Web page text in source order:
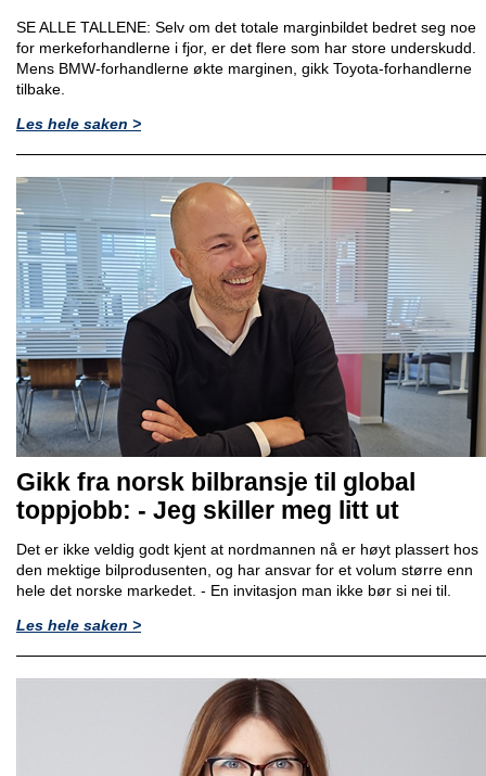
SE ALLE TALLENE: Selv om det totale marginbildet bedret seg noe
for merkeforhandlerne i fjor, er det flere som har store underskudd.
Mens BMW-forhandlerne økte marginen, gikk Toyota-forhandlerne
tilbake.
Les hele saken >
Gikk fra norsk bilbransje til global
toppjobb: - Jeg skiller meg litt ut
Det er ikke veldig godt kjent at nordmannen nå er høyt plassert hos
den mektige bilprodusenten, og har ansvar for et volum større enn
hele det norske markedet. - En invitasjon man ikke bør si nei til.
Les hele saken >